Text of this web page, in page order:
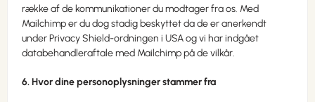
række af de kommunikationer du modtager fra os. Med
Mailchimp er du dog stadig beskyttet da de er anerkendt
under Privacy Shield-ordningen i USA og vi har indgået
databehandleraftale med Mailchimp på de vilkår.
6. Hvor dine personoplysninger stammer fra